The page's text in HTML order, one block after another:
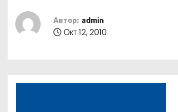
Автор: admin
Окт 12, 2010